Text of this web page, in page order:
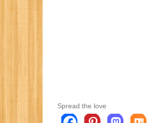
Spread the love